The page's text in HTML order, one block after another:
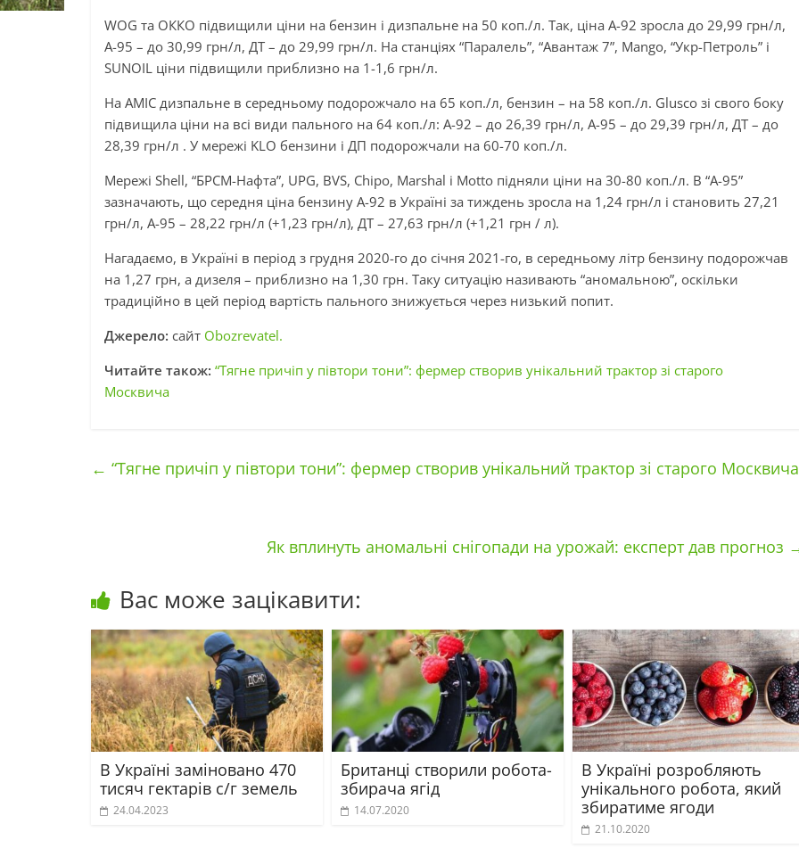
WOG та ОККО підвищили ціни на бензин і дизпальне на 50 коп./л. Так, ціна А-92 зросла до 29,99 грн/л,
А-95 – до 30,99 грн/л, ДТ – до 29,99 грн/л. На станціях “Паралель”, “Авантаж 7”, Mango, “Укр-Петроль” і
SUNOIL ціни підвищили приблизно на 1-1,6 грн/л.
На AMIC дизпальне в середньому подорожчало на 65 коп./л, бензин – на 58 коп./л. Glusco зі свого боку
підвищила ціни на всі види пального на 64 коп./л: А-92 – до 26,39 грн/л, А-95 – до 29,39 грн/л, ДТ – до
28,39 грн/л . У мережі KLO бензини і ДП подорожчали на 60-70 коп./л.
Мережі Shell, “БРСМ-Нафта”, UPG, BVS, Chipo, Marshal і Motto підняли ціни на 30-80 коп./л. В “А-95”
зазначають, що середня ціна бензину А-92 в Україні за тиждень зросла на 1,24 грн/л і становить 27,21
грн/л, А-95 – 28,22 грн/л (+1,23 грн/л), ДТ – 27,63 грн/л (+1,21 грн / л).
Нагадаємо, в Україні в період з грудня 2020-го до січня 2021-го, в середньому літр бензину подорожчав
на 1,27 грн, а дизеля – приблизно на 1,30 грн. Таку ситуацію називають “аномальною”, оскільки
традиційно в цей період вартість пального знижується через низький попит.
Джерело: сайт Obozrevatel.
Читайте також: “Тягне причіп у півтори тони”: фермер створив унікальний трактор зі старого
Москвича
← “Тягне причіп у півтори тони”: фермер створив унікальний трактор зі старого Москвича
Як вплинуть аномальні снігопади на урожай: експерт дав прогноз
Вас може зацікавити:
В Україні заміновано 470
тисяч гектарів с/г земель
24.04.2023
Британці створили робота-
збирача ягід
14.07.2020
В Україні розробляють
унікального робота, який
збиратиме ягоди
21.10.2020